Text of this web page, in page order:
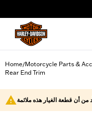
Home/Motorcycle Parts &
Rear End Trim
من أن قطعة الغيار هذه ملائمة